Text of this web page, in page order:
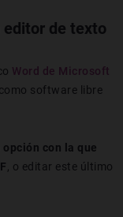
editor de texto
Word de Microsoft
software libre
opción con la que
, o editar este último